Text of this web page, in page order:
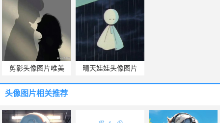
剪影头像图片唯美 晴天娃娃头像图片
头像图片相关推荐